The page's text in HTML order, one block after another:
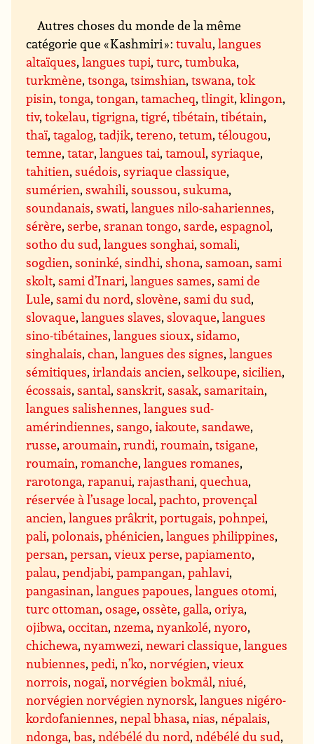
Autres choses du monde de la même
catégorie que « Kashmiri » :tuvalu,langues
altaïques,langues tupi,turc,tumbuka,
turkmène,tsonga,tsimshian,tswana,tok
pisin,tonga,tongan,tamacheq,tlingit,klingon,
tiv,tokelau,tigrigna,tigré,tibétain,tibétain,
thaï,tagalog,tadjik,tereno,tetum,télougou,
temne,tatar,langues tai,tamoul,syriaque,
tahitien,suédois,syriaque classique,
sumérien,swahili,soussou,sukuma,
soundanais,swati,langues nilo-sahariennes,
sérère,serbe,sranan tongo,sarde,espagnol,
sotho du sud,langues songhai,somali,
sogdien,soninké,sindhi,shona,samoan,sami
skolt,sami d’Inari,langues sames,sami de
Lule,sami du nord,slovène,sami du sud,
slovaque,langues slaves,slovaque,langues
sino-tibétaines,langues sioux,sidamo,
singhalais,chan,langues des signes,langues
sémitiques,irlandais ancien,selkoupe,sicilien,
écossais,santal,sanskrit,sasak,samaritain,
langues salishennes,langues sud-
amérindiennes,sango,iakoute,sandawe,
russe,aroumain,rundi,roumain,tsigane,
roumain,romanche,langues romanes,
rarotonga,rapanui,rajasthani,quechua,
réservée à l’usage local,pachto,provençal
ancien,langues prâkrit,portugais,pohnpei,
pali,polonais,phénicien,langues philippines,
persan,persan,vieux perse,papiamento,
palau,pendjabi,pampangan,pahlavi,
pangasinan,langues papoues,langues otomi,
turc ottoman,osage,ossète, galla,oriya,
ojibwa,occitan,nzema,nyankolé,nyoro,
chichewa,nyamwezi,newari classique,langues
nubiennes,pedi,n’ko,norvégien,vieux
norrois,nogaï,norvégien bokmål,niué,
norvégien norvégien nynorsk,langues nigéro-
kordofaniennes,nepal bhasa,nias,népalais,
ndonga,bas,ndébélé du nord,ndébélé du sud,